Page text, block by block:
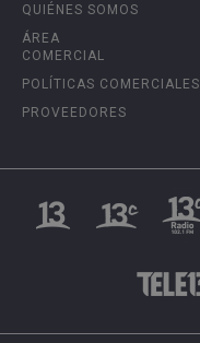
QUIÉNES SOMOS
ÁREA
COMERCIAL
POLÍTICAS COMERCIALES
PROVEEDORES